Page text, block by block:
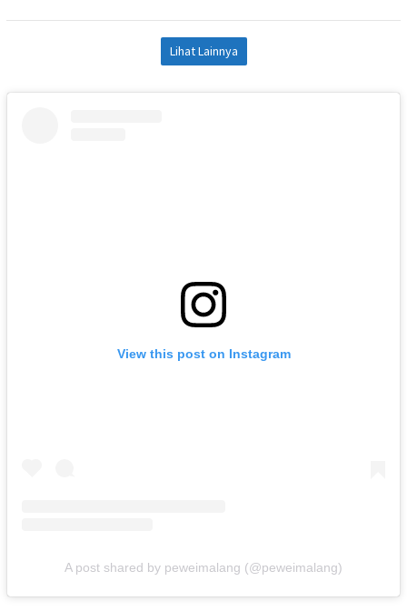
Lihat Lainnya
View this post on Instagram
A post shared by peweimalang (@peweimalang)